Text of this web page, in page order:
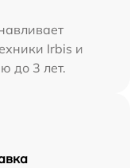
Irbis и
до 3 лет.